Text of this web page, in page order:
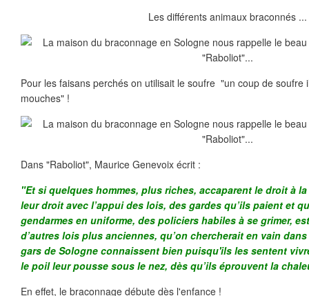
Les différents animaux braconnés ...
Pour les faisans perchés on utilisait le soufre "un coup de soufre
mouches" !
Dans "Raboliot", Maurice Genevoix écrit :
"Et si quelques hommes, plus riches, accaparent le droit à
leur droit avec l’appui des lois, des gardes qu’ils paient et
gendarmes en uniforme, des policiers habiles à se grimer,
d’autres lois plus anciennes, qu’on chercherait en vain
gars de Sologne connaissent bien puisqu'ils les sentent
le poil leur pousse sous le nez, dès qu’ils éprouvent la
En effet, le braconnage débute dès l'enfance !